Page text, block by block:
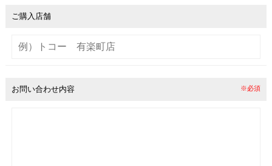
ご購入店舗
お問い合わせ内容 ※必須